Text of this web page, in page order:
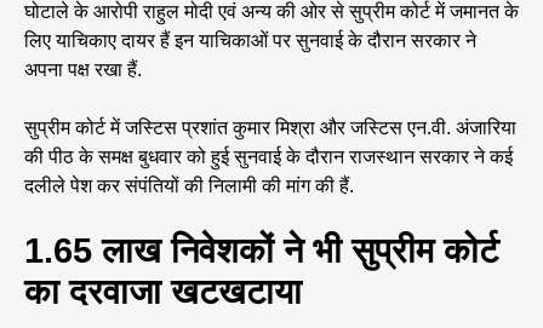
घोटाले के आरोपी राहुल मोदी एवं अन्य की ओर से सुप्रीम कोर्ट में जमानत के
लिए याचिकाए दायर हैं इन याचिकाओं पर सुनवाई के दौरान सरकार ने
अपना पक्ष रखा हैं.
सुप्रीम कोर्ट में जस्टिस प्रशांत कुमार मिश्रा और जस्टिस एन.वी. अंजारिया
की पीठ के समक्ष बुधवार को हुई सुनवाई के दौरान राजस्थान सरकार ने कई
दलीले पेश कर संपंतियों की निलामी की मांग की हैं.
1.65 लाख निवेशकों ने भी सुप्रीम कोर्ट
का दरवाजा खटखटाया